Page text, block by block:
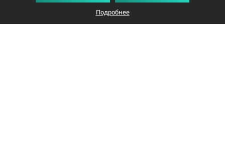
Плитка Карта Список
Подробнее